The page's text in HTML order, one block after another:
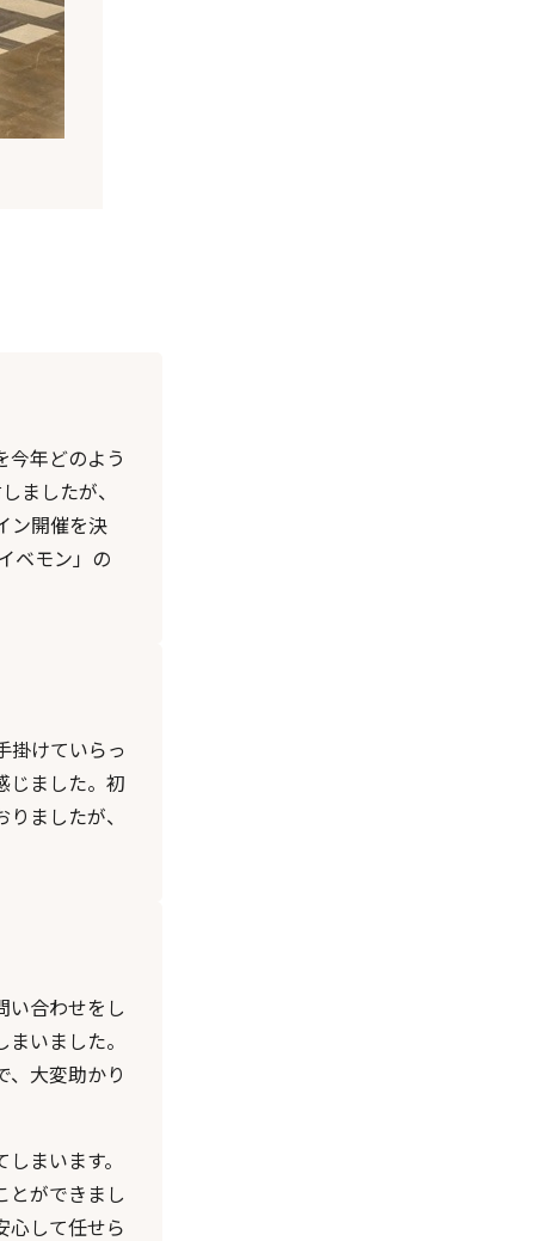
今年どのよう
ましたが、
ン開催を決
ベモン」の
掛けていらっ
じました。初
ましたが、
い合わせをし
いました。
、大変助かり
まいます。
とができまし
心して任せら